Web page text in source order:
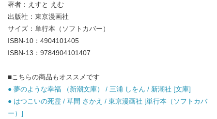
著者：えすと えむ
出版社：東京漫画社
サイズ：単行本（ソフトカバー）
ISBN-10：4904101405
ISBN-13：9784904101407
■こちらの商品もオススメです
● 夢のような幸福 （新潮文庫） / 三浦 しをん / 新潮社 [文庫]
● はつこいの死霊 / 草間 さかえ / 東京漫画社 [単行本（ソフトカバ
ー）]